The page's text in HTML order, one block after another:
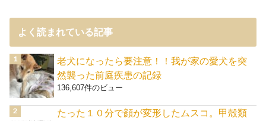
よく読まれている記事
老犬になったら要注意！！我が家の愛犬を突
然襲った前庭疾患の記録
136,607件のビュー
たった１０分で顔が変形したムスコ。甲殻類